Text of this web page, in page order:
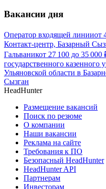
Вакансии дня
Оператор входящей линииот
Контакт-центр, Базарный
Гальваникот 27 100 до 35 000
государственного
Ульяновской области в
Сызган
HeadHunter
Размещение вакансий
Поиск по резюме
О компании
Наши вакансии
Реклама на сайте
Требования к ПО
Безопасный HeadHunter
HeadHunter API
Партнерам
Инвесторам